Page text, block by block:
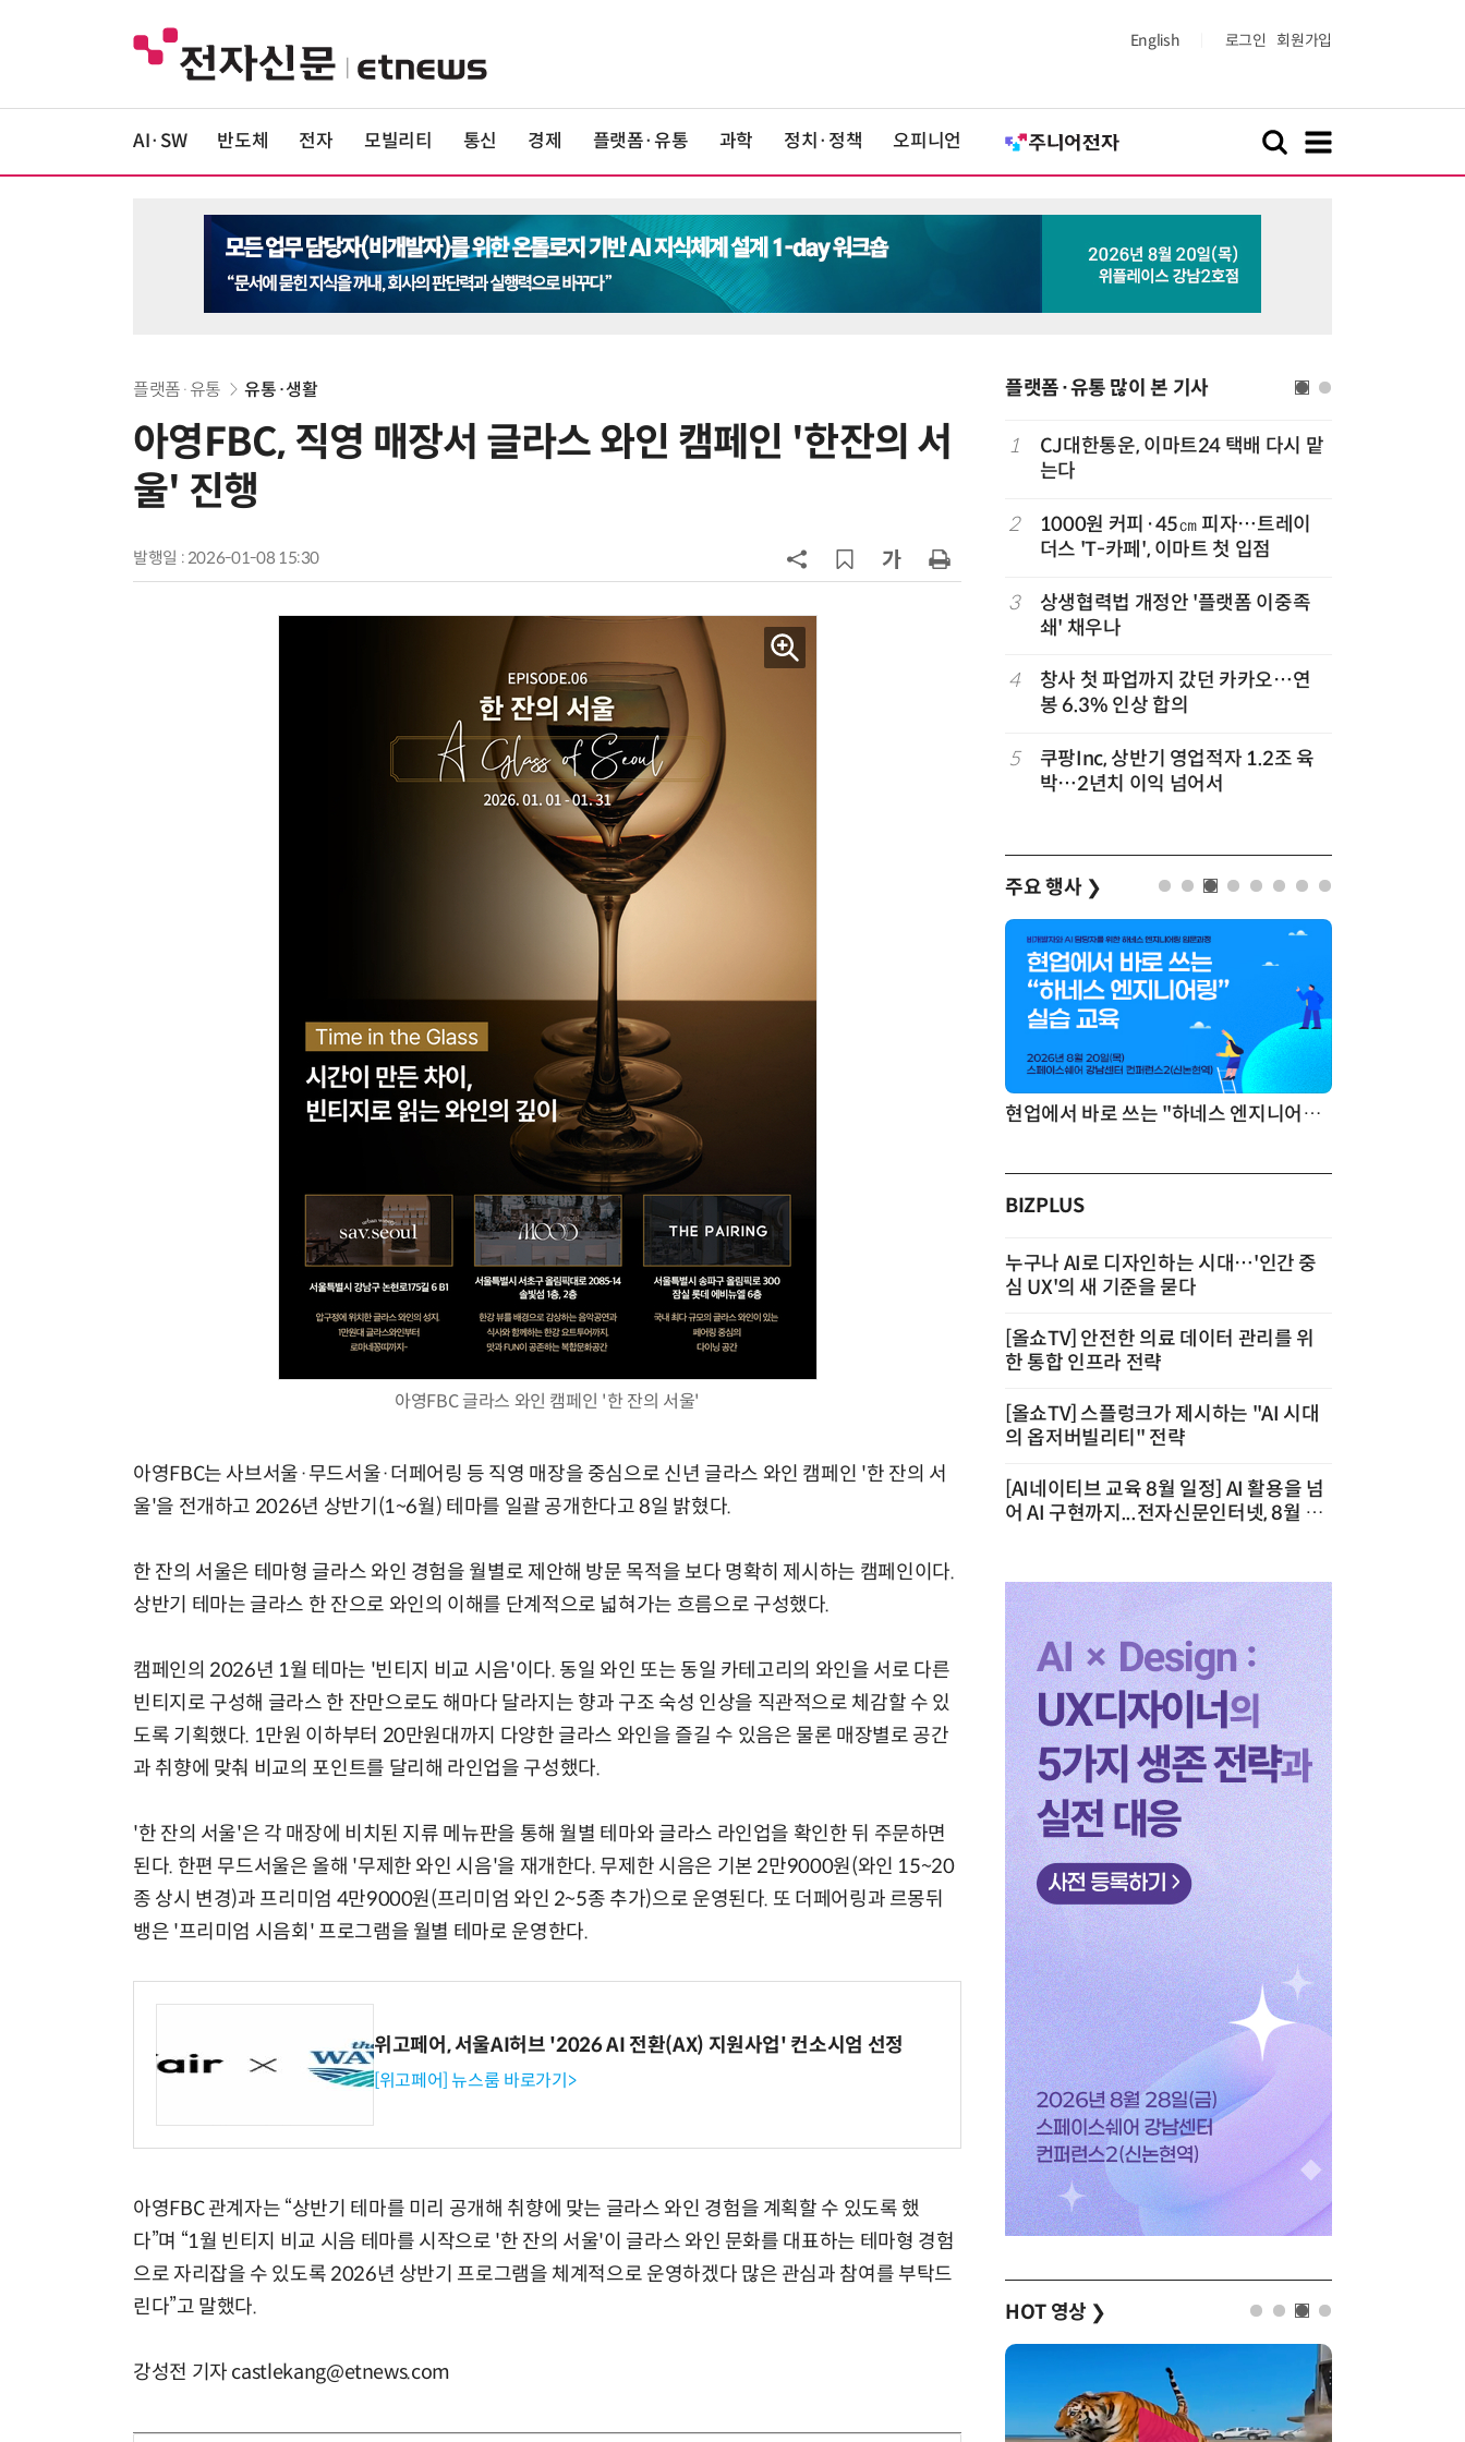
English 로그인 회원가입
AI·SW 반도체 전자 모빌리티 통신 경제 플랫폼·유통 과학 정치·정책 오피니언
플랫폼·유통 유통·생활
아영FBC, 직영 매장서 글라스 와인 캠페인 '한잔의 서
울' 진행
발행일 : 2026-01-08 15:30
아영FBC 글라스 와인 캠페인 '한 잔의 서울'
아영FBC는 사브서울·무드서울·더페어링 등 직영 매장을 중심으로 신년 글라스 와인 캠페인 '한 잔의 서
울'을 전개하고 2026년 상반기(1~6월) 테마를 일괄 공개한다고 8일 밝혔다.
한 잔의 서울은 테마형 글라스 와인 경험을 월별로 제안해 방문 목적을 보다 명확히 제시하는 캠페인이다.
상반기 테마는 글라스 한 잔으로 와인의 이해를 단계적으로 넓혀가는 흐름으로 구성했다.
캠페인의 2026년 1월 테마는 '빈티지 비교 시음'이다. 동일 와인 또는 동일 카테고리의 와인을 서로 다른
빈티지로 구성해 글라스 한 잔만으로도 해마다 달라지는 향과 구조 숙성 인상을 직관적으로 체감할 수 있
도록 기획했다. 1만원 이하부터 20만원대까지 다양한 글라스 와인을 즐길 수 있음은 물론 매장별로 공간
과 취향에 맞춰 비교의 포인트를 달리해 라인업을 구성했다.
'한 잔의 서울'은 각 매장에 비치된 지류 메뉴판을 통해 월별 테마와 글라스 라인업을 확인한 뒤 주문하면
된다. 한편 무드서울은 올해 '무제한 와인 시음'을 재개한다. 무제한 시음은 기본 2만9000원(와인 15~20
종 상시 변경)과 프리미엄 4만9000원(프리미엄 와인 2~5종 추가)으로 운영된다. 또 더페어링과 르몽뒤
뱅은 '프리미엄 시음회' 프로그램을 월별 테마로 운영한다.
위고페어, 서울AI허브 '2026 AI 전환(AX) 지원사업' 컨소시엄 선정
[위고페어] 뉴스룸 바로가기>
아영FBC 관계자는 “상반기 테마를 미리 공개해 취향에 맞는 글라스 와인 경험을 계획할 수 있도록 했
다”며 “1월 빈티지 비교 시음 테마를 시작으로 '한 잔의 서울'이 글라스 와인 문화를 대표하는 테마형 경험
으로 자리잡을 수 있도록 2026년 상반기 프로그램을 체계적으로 운영하겠다 많은 관심과 참여를 부탁드
린다”고 말했다.
강성전 기자 castlekang@etnews.com
플랫폼·유통 많이 본 기사
6
카카오, 역대 최대 분기 실적…카톡
크'…“내년 중순께 유출 사고 전 수준
최대'…쿠팡이츠도 신기록”
9
우유 감산 협상 8월 말로 연장…산정
기준 놓고 '평행선'
10
네이버, 2분기 매출 3조3888억원…
분기 기준 역대 최대
1
CJ대한통운, 이마트24 택배 다시 맡
는다
2
1000원 커피·45㎝ 피자…트레이
더스 'T-카페', 이마트 첫 입점
3
상생협력법 개정안 '플랫폼 이중족
쇄' 채우나
4
창사 첫 파업까지 갔던 카카오…연
봉 6.3% 인상 합의
5
쿠팡Inc, 상반기 영업적자 1.2조 육
박…2년치 이익 넘어서
주요 행사 ❯
AI 시대의 옵저버빌리티: GPU·LLM 모니터링부터 AI 기반 장애 대응까지 현업에서 바로 쓰는 "하네스 엔지니어링" 실습 교육
BIZPLUS
누구나 AI로 디자인하는 시대…'인간 중
심 UX'의 새 기준을 묻다
[올쇼TV] 안전한 의료 데이터 관리를 위
한 통합 인프라 전략
[올쇼TV] 스플렁크가 제시하는 "AI 시대
의 옵저버빌리티" 전략
[AI네이티브 교육 8월 일정] AI 활용을 넘
어 AI 구현까지...전자신문인터넷, 8월 실
HOT 영상 ❯